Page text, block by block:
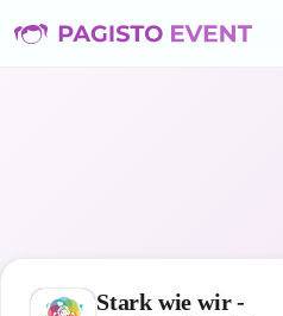
Stark wie wir -